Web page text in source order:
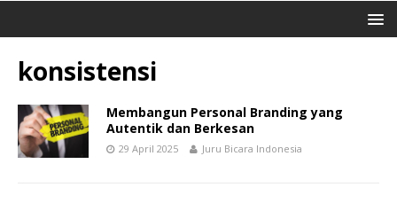
konsistensi
Membangun Personal Branding yang
Autentik dan Berkesan
29 April 2025 Juru Bicara Indonesia